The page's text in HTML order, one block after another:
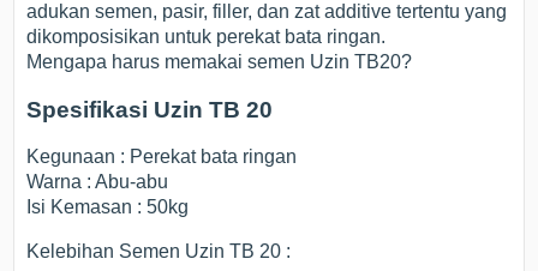
adukan semen, pasir, filler, dan zat additive tertentu yang
dikomposisikan untuk perekat bata ringan.
Mengapa harus memakai semen Uzin TB20?
Spesifikasi Uzin TB 20
Kegunaan : Perekat bata ringan
Warna : Abu-abu
Isi Kemasan : 50kg
Kelebihan Semen Uzin TB 20 :